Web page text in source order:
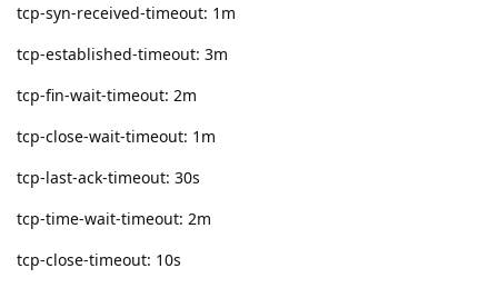
tcp-syn-received-timeout: 1m
tcp-established-timeout: 3m
tcp-fin-wait-timeout: 2m
tcp-close-wait-timeout: 1m
tcp-last-ack-timeout: 30s
tcp-time-wait-timeout: 2m
tcp-close-timeout: 10s